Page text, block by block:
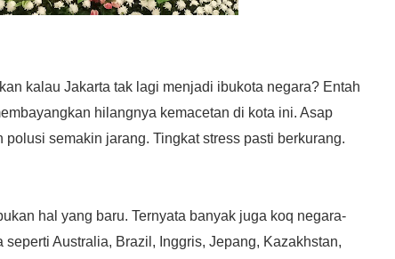
kalau Jakarta tak lagi menjadi ibukota negara? Entah
hilangnya kemacetan di kota ini. Asap
semakin jarang. Tingkat stress pasti berkurang.
hal yang baru. Ternyata banyak juga koq negara-
Australia, Brazil, Inggris, Jepang, Kazakhstan,